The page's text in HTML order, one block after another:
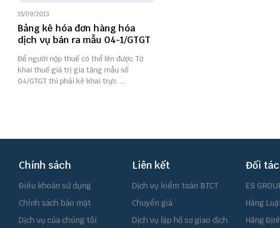
15/09/2013
Bảng kê hóa đơn hàng hóa
dịch vụ bán ra mẫu 04-1/GTGT
Để người nộp thuế có thể lên được Tờ
khai thuế giá trị gia tăng mẫu số
04/GTGT thì phải kê khai trực ...
Chính sách
Điều khoản sử dụng
Chính sách bảo mật
Dịch vụ của chúng tôi
Liên kết
Dịch vụ kiểm toán BTCT
Chuyển giá
Dịch vụ lập hồ sơ giao dịch
Đối tác
ES
Hãng
Hãng